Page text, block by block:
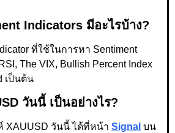
Indicators มีอะไรบ้าง?
ที่ใช้ในการหา Sentiment
The VIX, Bullish Percent Index
เป็นต้น
วันนี้ เป็นอย่างไร?
XAUUSD วันนี้ ได้ที่หน้า Signal บน